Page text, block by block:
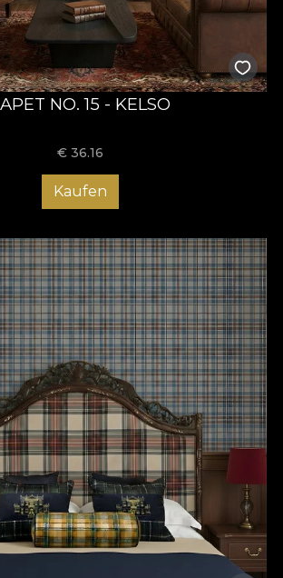
NO. 15 - KELSO
€ 36.16
Kaufen